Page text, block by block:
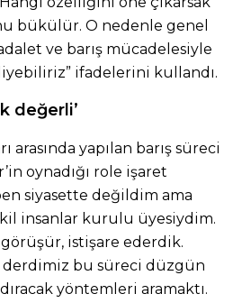
bükülür. O nedenle genel
ve barış mücadelesiyle
ifadelerini kullandı.
değerli’
arasında yapılan barış süreci
oynadığı role işaret
siyasette değildim ama
insanlar kurulu üyesiydim.
görüşür, istişare ederdik.
derdimiz bu süreci düzgün
yöntemleri aramaktı.